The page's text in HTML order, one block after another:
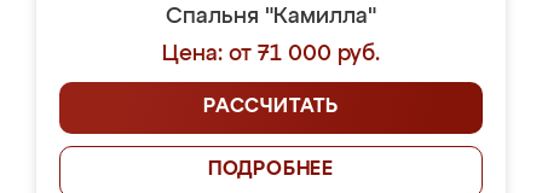
Спальня "Камилла"
Цена: от 71 000 руб.
РАССЧИТАТЬ
ПОДРОБНЕЕ